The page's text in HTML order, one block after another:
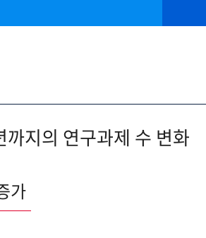
지의 연구과제 수 변화
가